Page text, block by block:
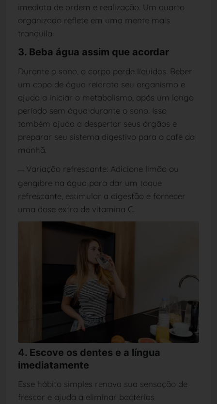
imediata de ordem e realização. Um quarto
organizado reflete em uma mente mais
tranquila.
3. Beba água assim que acordar
Durante o sono, o corpo perde líquidos. Beber
um copo de água reidrata seu organismo e
ajuda a iniciar o metabolismo, após um longo
período sem água durante o sono. Isso
também ajuda a despertar seus órgãos e
preparar seu sistema digestivo para o café da
manhã.
— Variação refrescante: Adicione limão ou
gengibre na água para dar um toque
refrescante, estimular a digestão e fornecer
uma dose extra de vitamina C.
4. Escove os dentes e a língua
imediatamente
Esse hábito simples renova sua sensação de
frescor e ajuda a eliminar bactérias